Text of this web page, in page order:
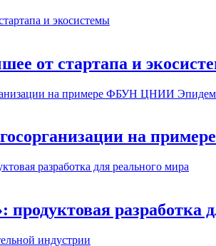
от стартапа и
на
продуктовая разработка